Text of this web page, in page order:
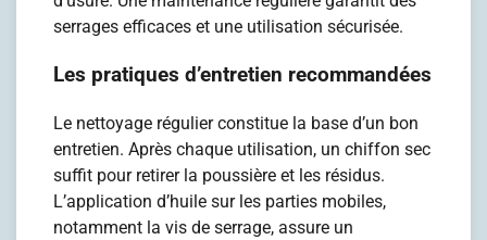
serrages efficaces et une utilisation sécurisée.
Les pratiques d’entretien recommandées
Le nettoyage régulier constitue la base d’un bon
entretien. Après chaque utilisation, un chiffon sec
suffit pour retirer la poussière et les résidus.
L’application d’huile sur les parties mobiles,
notamment la vis de serrage, assure un